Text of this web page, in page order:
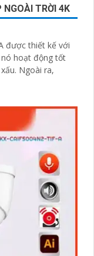
TRỜI 4K
được thiết kế với
nó hoạt động tốt
ra,